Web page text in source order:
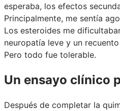
esperaba, los efectos
Principalmente, me sentía
Los esteroides me
neuropatía leve y un
Pero todo fue tolerable.
Un ensayo clínico
Después de completar la